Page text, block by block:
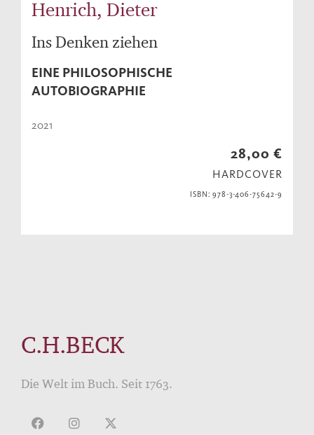
Henrich, Dieter
Ins Denken ziehen
EINE PHILOSOPHISCHE
AUTOBIOGRAPHIE
2021
28,00 €
HARDCOVER
ISBN: 978-3-406-75642-9
C.H.BECK
Die Welt im Buch. Seit 1763.